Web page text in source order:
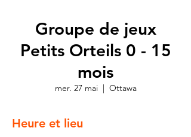
Groupe de jeux
Petits Orteils 0 - 15
mois
mer. 27 mai
  |
Ottawa
Heure et lieu